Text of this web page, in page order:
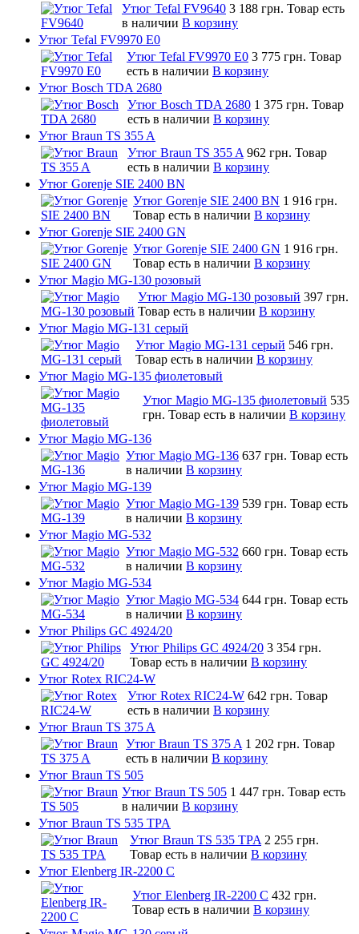
Утюг Tefal FV9640 3 188 грн. Товар есть
в наличии В корзину
Утюг Tefal FV9970 E0
Утюг Tefal FV9970 E0 3 775 грн. Товар
есть в наличии В корзину
Утюг Bosch TDA 2680
Утюг Bosch TDA 2680 1 375 грн. Товар
есть в наличии В корзину
Утюг Braun TS 355 A
Утюг Braun TS 355 A 962 грн. Товар
есть в наличии В корзину
Утюг Gorenje SIE 2400 BN
Утюг Gorenje SIE 2400 BN 1 916 грн.
Товар есть в наличии В корзину
Утюг Gorenje SIE 2400 GN
Утюг Gorenje SIE 2400 GN 1 916 грн.
Товар есть в наличии В корзину
Утюг Magio MG-130 розовый
Утюг Magio MG-130 розовый 397 грн.
Товар есть в наличии В корзину
Утюг Magio MG-131 серый
Утюг Magio MG-131 серый 546 грн.
Товар есть в наличии В корзину
Утюг Magio MG-135 фиолетовый
Утюг Magio MG-135 фиолетовый 535
грн. Товар есть в наличии В корзину
Утюг Magio MG-136
Утюг Magio MG-136 637 грн. Товар есть
в наличии В корзину
Утюг Magio MG-139
Утюг Magio MG-139 539 грн. Товар есть
в наличии В корзину
Утюг Magio MG-532
Утюг Magio MG-532 660 грн. Товар есть
в наличии В корзину
Утюг Magio MG-534
Утюг Magio MG-534 644 грн. Товар есть
в наличии В корзину
Утюг Philips GC 4924/20
Утюг Philips GC 4924/20 3 354 грн.
Товар есть в наличии В корзину
Утюг Rotex RIC24-W
Утюг Rotex RIC24-W 642 грн. Товар
есть в наличии В корзину
Утюг Braun TS 375 A
Утюг Braun TS 375 A 1 202 грн. Товар
есть в наличии В корзину
Утюг Braun TS 505
Утюг Braun TS 505 1 447 грн. Товар есть
в наличии В корзину
Утюг Braun TS 535 TPA
Утюг Braun TS 535 TPA 2 255 грн.
Товар есть в наличии В корзину
Утюг Elenberg IR-2200 C
Утюг Elenberg IR-2200 C 432 грн.
Товар есть в наличии В корзину